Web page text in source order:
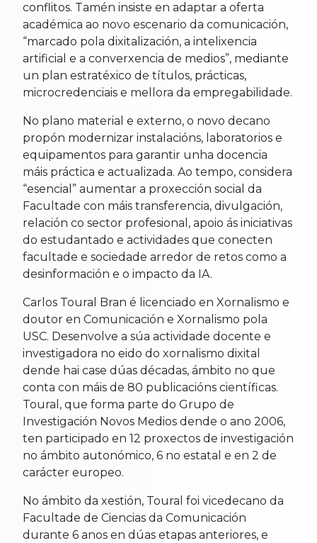
conflitos. Tamén insiste en adaptar a oferta
académica ao novo escenario da comunicación,
“marcado pola dixitalización, a intelixencia
artificial e a converxencia de medios”, mediante
un plan estratéxico de títulos, prácticas,
microcredenciais e mellora da empregabilidade.
No plano material e externo, o novo decano
propón modernizar instalacións, laboratorios e
equipamentos para garantir unha docencia
máis práctica e actualizada. Ao tempo, considera
“esencial” aumentar a proxección social da
Facultade con máis transferencia, divulgación,
relación co sector profesional, apoio ás iniciativas
do estudantado e actividades que conecten
facultade e sociedade arredor de retos como a
desinformación e o impacto da IA.
Carlos Toural Bran é licenciado en Xornalismo e
doutor en Comunicación e Xornalismo pola
USC. Desenvolve a súa actividade docente e
investigadora no eido do xornalismo dixital
dende hai case dúas décadas, ámbito no que
conta con máis de 80 publicacións científicas.
Toural, que forma parte do Grupo de
Investigación Novos Medios dende o ano 2006,
ten participado en 12 proxectos de investigación
no ámbito autonómico, 6 no estatal e en 2 de
carácter europeo.
No ámbito da xestión, Toural foi vicedecano da
Facultade de Ciencias da Comunicación
durante 6 anos en dúas etapas anteriores, e